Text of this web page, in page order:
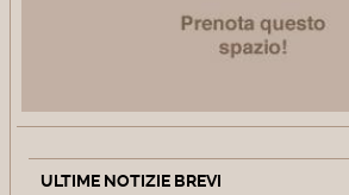
ULTIME NOTIZIE BREVI